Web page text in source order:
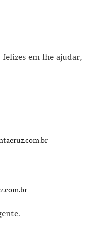
em lhe ajudar,